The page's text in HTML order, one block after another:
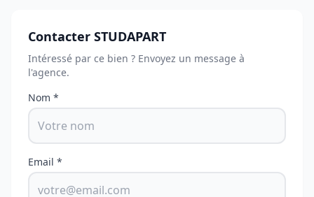
Contacter STUDAPART
Intéressé par ce bien ? Envoyez un message à
l'agence.
Nom *
Email *